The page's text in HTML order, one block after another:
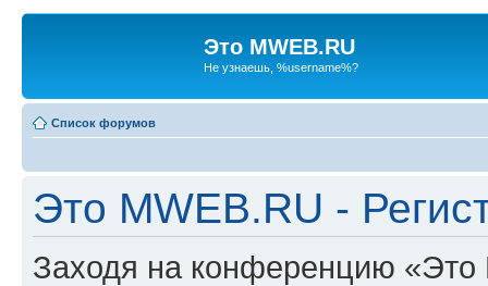
Это MWEB.RU
Не узнаешь, %username%?
Список форумов
Это MWEB.RU -
Заходя на конференцию